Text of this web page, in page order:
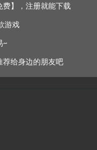
境影响的新缠斗世界中，
费】，注册就能下载
游戏
~
荐给身边的朋友吧